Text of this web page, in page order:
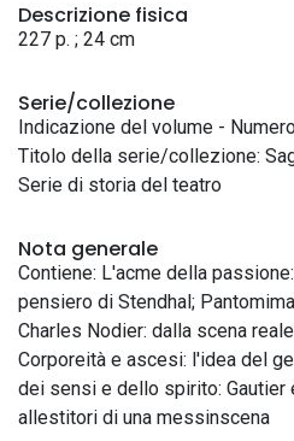
Descrizione fisica
227 p. ; 24 cm
Serie/collezione
Indicazione del volume -
Titolo della serie/collezione:
Serie di storia del teatro
Nota generale
Contiene: L'acme della
pensiero di Stendhal;
Charles Nodier: dalla scena
Corporeità e ascesi: l'idea del
dei sensi e dello spirito: Gautier
allestitori di una messinscena